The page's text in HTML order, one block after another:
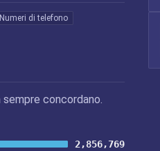
Numeri di telefono
concordano.
2,856,769